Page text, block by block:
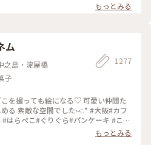
か愛着がわきますね… 次は、重ね付け
もっとみる
ム
之島・淀屋橋
子
1277
を撮っても絵になる♡ 可愛い仲間た
る 素敵な空間でした⑅︎◡̈︎* #大阪#カフ
はらぺこ#ぐりぐら#パンケーキ #こと
もっとみる